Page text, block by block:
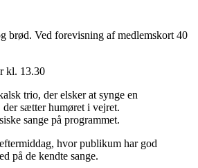
brød. Ved forevisning af medlemskort 40
kl. 13.30
trio, der elsker at synge en
sætter humøret i vejret.
sange på programmet.
hvor publikum har god
på de kendte sange.